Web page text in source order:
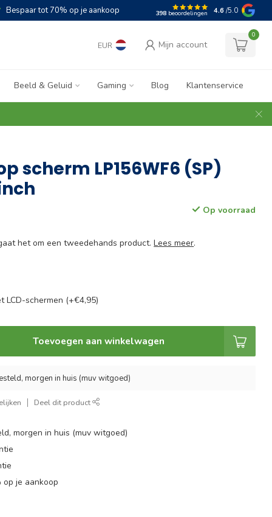
Bespaar tot 70% op je aankoop 398 beoordelingen 4.6 /5.0
EUR Mijn account
0
Beeld & Geluid Gaming Blog Klantenservice
scherm LP156WF6 (SP)
Op voorraad
het om een tweedehands product.Lees meer.
LCD-schermen (+€4,95)
Toevoegen aan winkelwagen
morgen in huis (muv witgoed)
Deel dit product
morgen in huis (muv witgoed)
je aankoop